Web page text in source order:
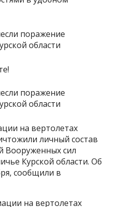
на вертолетах
личный состав
Вооруженных сил
Курской области. Об
сообщили в
на вертолетах